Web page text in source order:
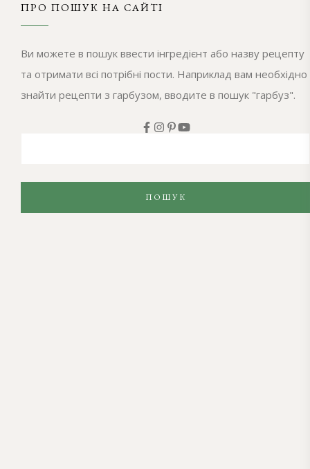
ПРО ПОШУК НА САЙТІ
Ви можете в пошук ввести інгредієнт або назву рецепту
та отримати всі потрібні пости. Наприклад вам необхідно
знайти рецепти з гарбузом, вводите в пошук "гарбуз".
ПОШУК